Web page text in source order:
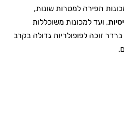
תפירה למטרות שונות,
, ועד למכונות משוכללות
זוכה לפופולריות גדולה בקרב